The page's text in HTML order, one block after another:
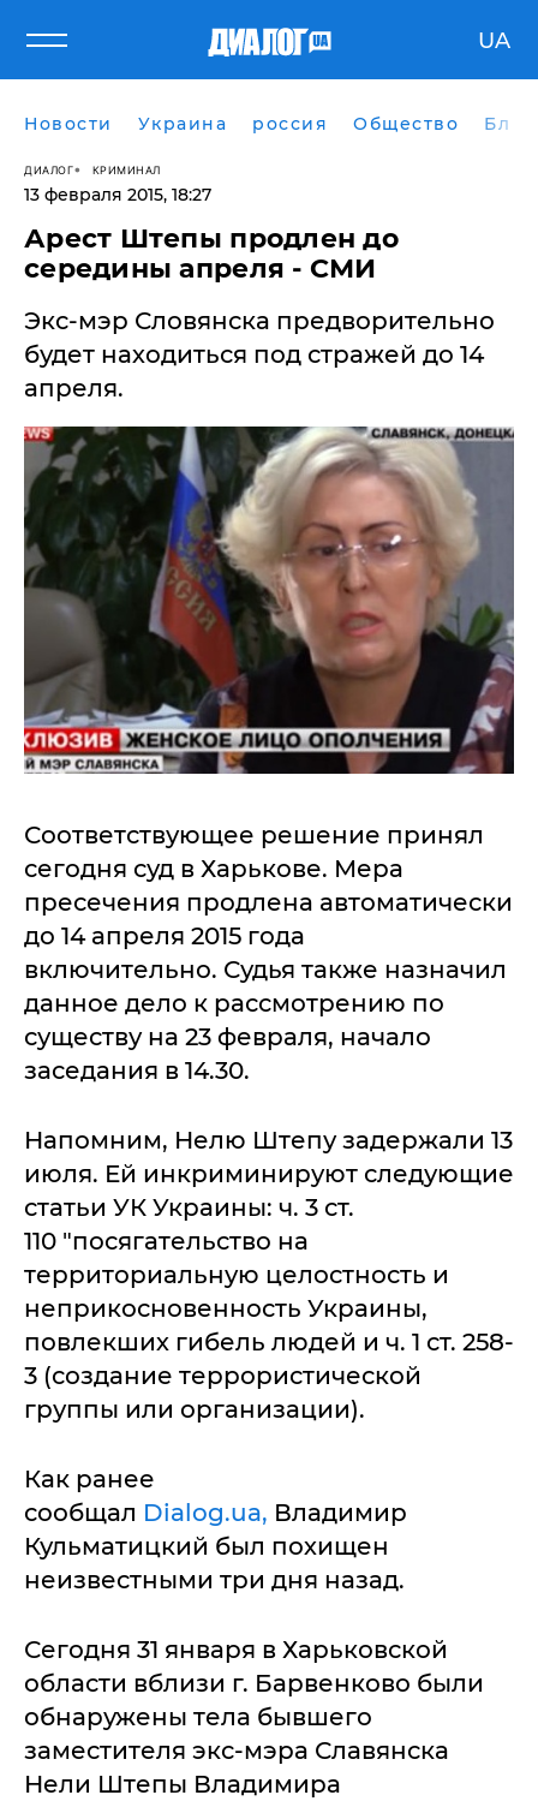
UA
Новости Украина россия Общество
ДИАЛОГ КРИМИНАЛ
13 февраля 2015, 18:27
Арест Штепы продлен до
середины апреля - СМИ
Экс-мэр Словянска предворительно
будет находиться под стражей до 14
апреля.
Соответствующее решение принял
сегодня суд в Харькове. Мера
пресечения продлена автоматически
до 14 апреля 2015 года
включительно. Судья также назначил
данное дело к рассмотрению по
существу на 23 февраля, начало
заседания в 14.30.
Напомним, Нелю Штепу задержали 13
июля. Ей инкриминируют следующие
статьи УК Украины: ч. 3 ст.
110 "посягательство на
территориальную целостность и
неприкосновенность Украины,
повлекших гибель людей и ч. 1 ст. 258-
3 (создание террористической
группы или организации).
Как ранее
сообщал Dialog.ua, Владимир
Кульматицкий был похищен
неизвестными три дня назад.
Сегодня 31 января в Харьковской
области вблизи г. Барвенково были
обнаружены тела бывшего
заместителя экс-мэра Славянска
Нели Штепы Владимира